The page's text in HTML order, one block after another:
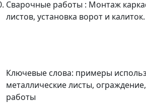
Сварочные работы : Монтаж
листов, установка ворот и калиток.
Ключевые слова: примеры
металлические листы,
работы